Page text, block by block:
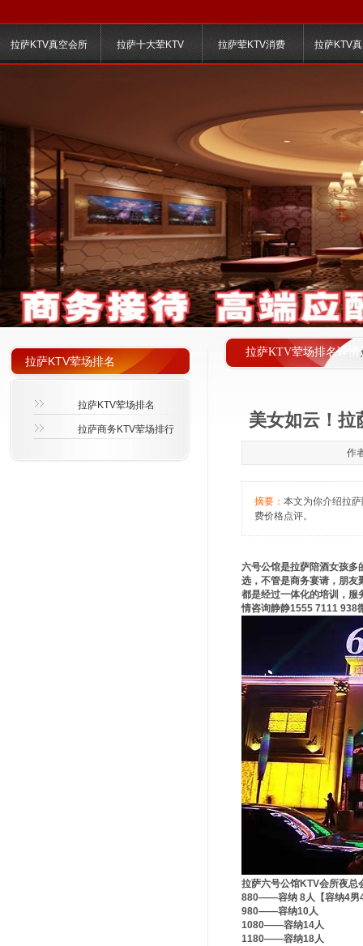
拉萨KTV真空会所 拉萨十大荤KTV 拉萨荤KTV消费 拉萨KTV
拉萨KTV荤场排名详情
拉萨KTV荤场排名
拉萨KTV荤场排名
拉萨商务KTV荤场排行 美女如云！拉
作
摘要： 本文为你介绍拉
费价格点评。
六号公馆是拉萨陪酒女孩多
选，不管是商务宴请，朋友
都是经过一体化的培训，服
情咨询静静1555 7111 938
拉萨六号公馆KTV会所夜总
880——容纳 8人【容纳4男
980——容纳10人
1080——容纳14人
1180——容纳18人